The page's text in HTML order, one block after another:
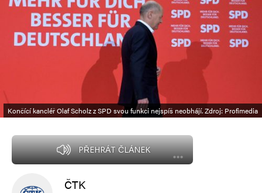
Končící kancléř Olaf Scholz z SPD svou funkci nejspíš neobhájí. Zdroj: Profimedia
PŘEHRÁT ČLÁNEK
ČTK